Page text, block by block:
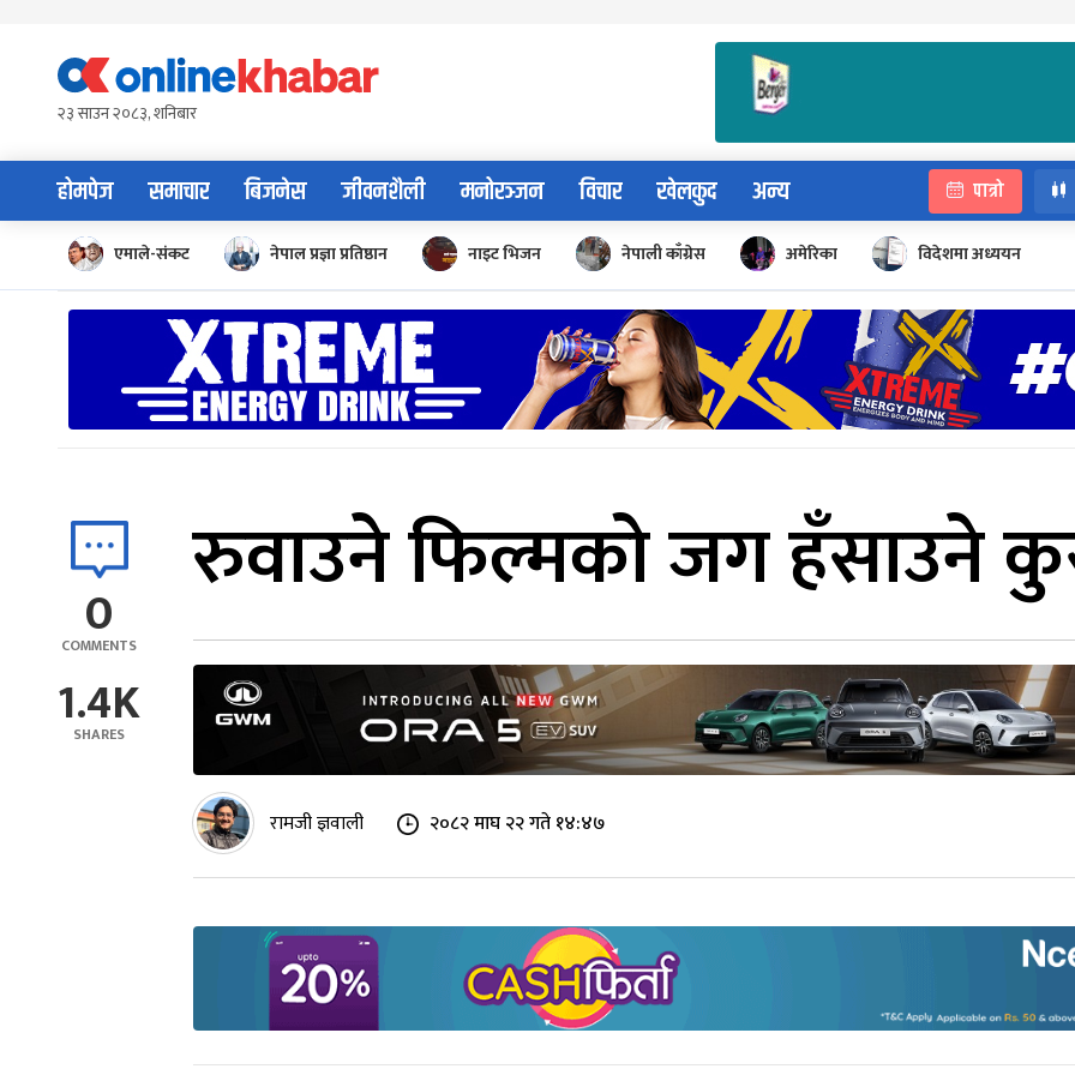
content२३ साउन २०८३, शनिबार
होमपेज समाचार बिजनेस जीवनशैली मनोरञ्जन विचार खेलकुद अन्य पात्रो
एमाले-संकट नेपाल प्रज्ञा प्रतिष्ठान नाइट भिजन नेपाली काँग्रेस अमेरिका विदेशमा अध्ययन
0
COMMENTS
1.4K
SHARES
रुवाउने फिल्मको जग हँसाउने
रामजी ज्ञवाली २०८२ माघ २२ गते १४:४७